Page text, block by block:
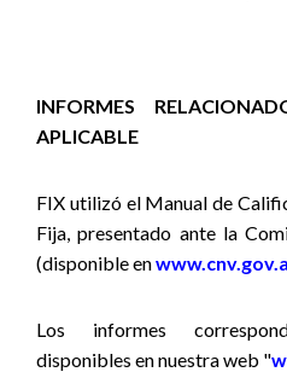
INFORMES
APLICABLE
FIX utilizó el Manual de
Fija,presentado ante la
(disponible en
Los informes
disponibles en nuestra web "